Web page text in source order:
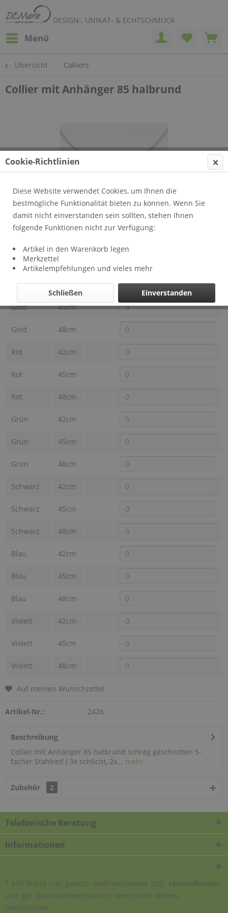
DESIGN-, UNIKAT- & ECHTSCHMUCK
Menü
Übersicht Colliers
Collier mit Anhänger 85 halbrund
Farbe
DEMarie
Länge
Gold 42cm
Gold 45cm
Gold 48cm
Rot 42cm
Rot 45cm
Rot 48cm
Grün 42cm
Grün 45cm
Grün 48cm
Schwarz 42cm
Schwarz 45cm
Schwarz 48cm
Blau 42cm
Blau 45cm
Blau 48cm
Violett 42cm
Violett 45cm
Violett 48cm
Auf meinen Wunschzettel
Artikel-Nr.: 2426
Beschreibung
Collier mit Anhänger 85 halbrund schräg geschnitten 5-
facher Stahlreif ( 3x schlicht, 2x... mehr
Zubehör 2
Telefonische Beratung
Informationen
* Alle Preise inkl. gesetzl. Mehrwertsteuer zzgl.
Versandkosten
und ggf. Nachnahmegebühren, wenn nicht anders
beschrieben
Cookie-Richtlinien
Diese Website verwendet Cookies, um Ihnen die
bestmögliche Funktionalität bieten zu können. Wenn Sie
damit nicht einverstanden sein sollten, stehen Ihnen
folgende Funktionen nicht zur Verfügung:
Artikel in den Warenkorb legen
Merkzettel
Artikelempfehlungen und vieles mehr
Einverstanden
Schließen